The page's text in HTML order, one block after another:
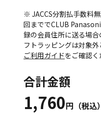
※ JACCS分割払手数料
回まででCLUB
録の会員住所に送る場
フトラッピングは対象
ご利用ガイドをご確認く
合計金額
1,760円（税込）